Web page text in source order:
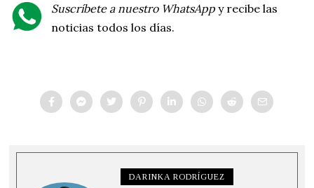
Suscríbete a nuestro WhatsApp y recibe las
noticias todos los días.
DARINKA RODRÍGUEZ